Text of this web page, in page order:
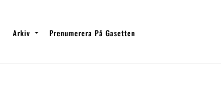
Arkiv Prenumerera På Gasetten